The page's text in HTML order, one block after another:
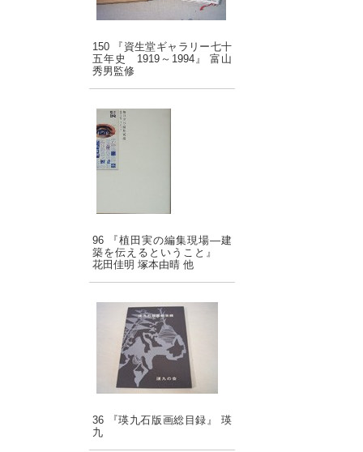
150 『資生堂ギャラリー七十
五年史 1919～1994』 富山
秀男監修
96 『植田実の編集現場―建
築を伝えるということ』
花田佳明 塚本由晴 他
36 『瑛九石版画総目録』 瑛
九